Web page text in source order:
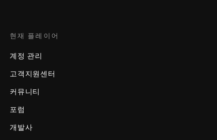
현재 플레이어
계정 관리
고객지원센터
커뮤니티
포럼
개발사